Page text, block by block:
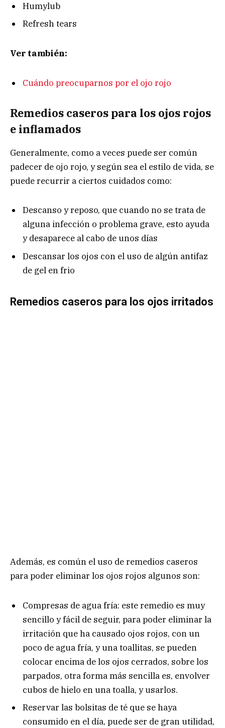
Humylub
Refresh tears
Ver también:
Cuándo preocuparnos por el ojo rojo
Remedios caseros para los ojos rojos
e inflamados
Generalmente, como a veces puede ser común
padecer de ojo rojo, y según sea el estilo de vida, se
puede recurrir a ciertos cuidados como:
Descanso y reposo, que cuando no se trata de
alguna infección o problema grave, esto ayuda
y desaparece al cabo de unos días
Descansar los ojos con el uso de algún antifaz
de gel en frio
Remedios caseros para los ojos irritados
Además, es común el uso de remedios caseros
para poder eliminar los ojos rojos algunos son:
Compresas de agua fría: este remedio es muy
sencillo y fácil de seguir, para poder eliminar la
irritación que ha causado ojos rojos, con un
poco de agua fría, y una toallitas, se pueden
colocar encima de los ojos cerrados, sobre los
parpados, otra forma más sencilla es, envolver
cubos de hielo en una toalla, y usarlos.
Reservar las bolsitas de té que se haya
consumido en el día, puede ser de gran utilidad,